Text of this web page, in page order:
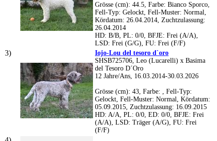
Grösse (cm): 44.5, Farbe: Bianco Sporco,
Fell-Typ: Gelockt, Fell-Muster: Normal,
Kördatum: 26.04.2014, Zuchtzulassung:
26.04.2014
HD: B/B, PL: 0/0, BFJE: Frei (A/A),
LSD: Frei (G/G), FU: Frei (F/F)
Iojo-Lou del tesoro d`oro
SHSB725706, Leo (Lucarelli) x Basima
del Tesoro D´Oro
12 Jahre/Ans, 16.03.2014-30.03.2026
Grösse (cm): 43, Farbe: , Fell-Typ:
Gelockt, Fell-Muster: Normal, Kördatum:
05.09.2015, Zuchtzulassung: 16.09.2015
HD: A/A, PL: 0/0, ED: 0/0, BFJE: Frei
(A/A), LSD: Träger (A/G), FU: Frei
(F/F)